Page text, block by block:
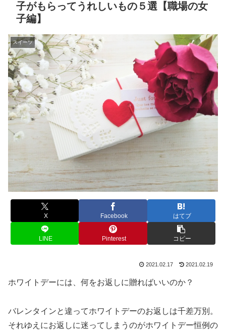
子がもらってうれしいもの５選【職場の女
子編】
スイーツ
X Facebook はてブ
LINE Pinterest コピー
2021.02.17 2021.02.19
ホワイトデーには、何をお返しに贈ればいいのか？
バレンタインと違ってホワイトデーのお返しは千差万別。
それゆえにお返しに迷ってしまうのがホワイトデー恒例の